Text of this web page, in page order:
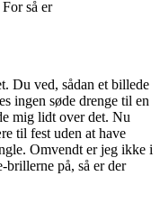
så er
Du ved, sådan et billede
ingen søde drenge til en
mig lidt over det. Nu
til fest uden at have
Omvendt er jeg ikke i
brillerne på, så er der